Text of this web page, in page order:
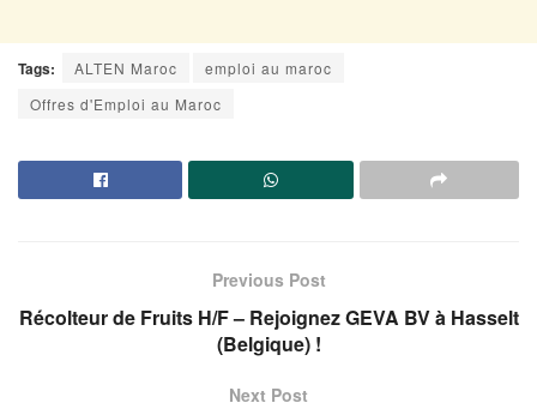
Tags: ALTEN Maroc
emploi au maroc
Offres d'Emploi au Maroc
Previous Post
Récolteur de Fruits H/F – Rejoignez GEVA BV à Hasselt
(Belgique) !
Next Post